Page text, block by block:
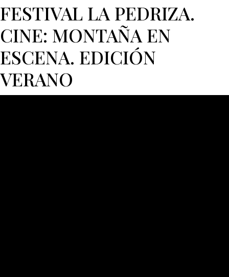
FESTIVAL LA PEDRIZA.
CINE: MONTAÑA EN
ESCENA. EDICIÓN
VERANO